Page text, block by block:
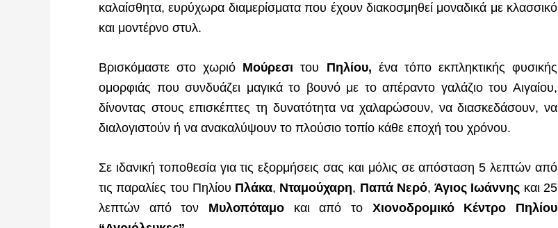
καλαίσθητα, ευρύχωρα διαμερίσματα που έχουν διακοσμηθεί μοναδικά με κλασσικό
και μοντέρνο στυλ.
Βρισκόμαστε στο χωριό Μούρεσι του Πηλίου, ένα τόπο εκπληκτικής φυσικής
ομορφιάς που συνδυάζει μαγικά το βουνό με το απέραντο γαλάζιο του Αιγαίου,
δίνοντας στους επισκέπτες τη δυνατότητα να χαλαρώσουν, να διασκεδάσουν, να
διαλογιστούν ή να ανακαλύψουν το πλούσιο τοπίο κάθε εποχή του χρόνου.
Σε ιδανική τοποθεσία για τις εξορμήσεις σας και μόλις σε απόσταση 5 λεπτών από
τις παραλίες του Πηλίου Πλάκα, Νταμούχαρη, Παπά Νερό,Άγιος Ιωάννης και 25
λεπτών από τον Μυλοπόταμο και από το Χιονοδρομικό Κέντρο Πηλίου